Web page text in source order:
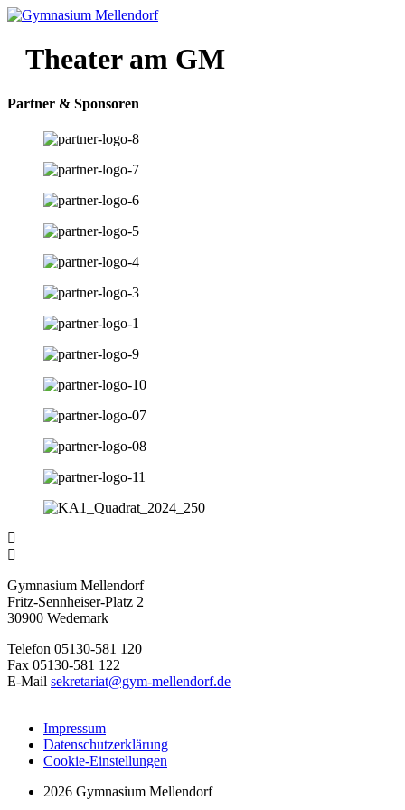
Theater am GM
Partner & Sponsoren
Gymnasium Mellendorf
Fritz-Sennheiser-Platz 2
30900 Wedemark
Telefon 05130-581 120
Fax 05130-581 122
E-Mail sekretariat@gym-mellendorf.de
Impressum
Datenschutzerklärung
Cookie-Einstellungen
2026 Gymnasium Mellendorf